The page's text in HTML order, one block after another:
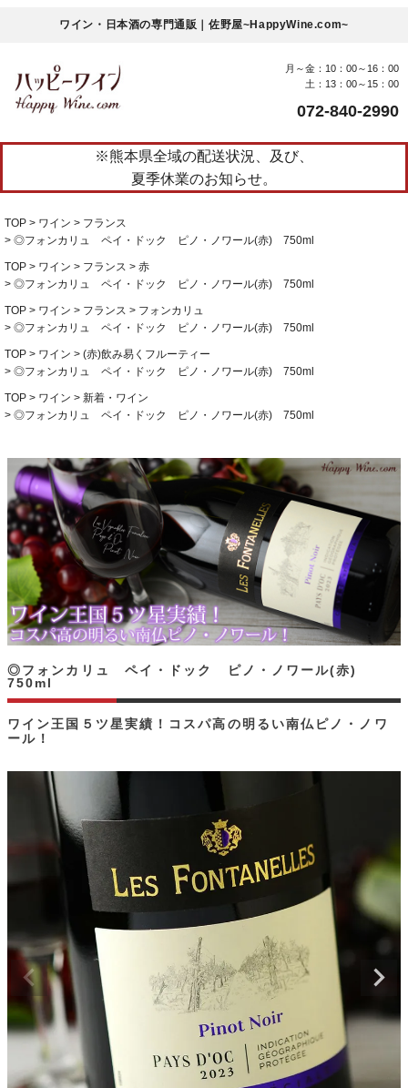
ワイン・日本酒の専門通販｜佐野屋~HappyWine.com~
月～金：10：00～16：00
土：13：00～15：00
072-840-2990
※熊本県全域の配送状況、及び、
夏季休業のお知らせ。
TOP ワイン
フランス
◎フォンカリュ ペイ・ドック ピノ・ノワール(赤) 750ml
TOP ワイン フランス
赤
◎フォンカリュ ペイ・ドック ピノ・ノワール(赤) 750ml
TOP ワイン フランス
フォンカリュ
◎フォンカリュ ペイ・ドック ピノ・ノワール(赤) 750ml
TOP ワイン
(赤)飲み易くフルーティー
◎フォンカリュ ペイ・ドック ピノ・ノワール(赤) 750ml
TOP ワイン
新着・ワイン
◎フォンカリュ ペイ・ドック ピノ・ノワール(赤) 750ml
ワイン王国５ツ星実績！コスパ高の明るい南仏ピノ・ノワ
ール！
◎フォンカリュ ペイ・ドック ピノ・ノワール(赤)
750ml